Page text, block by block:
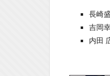
長崎
吉岡
内田